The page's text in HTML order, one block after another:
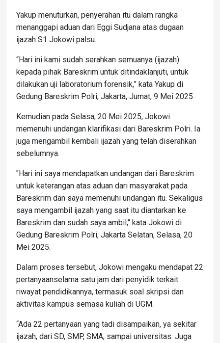
Yakup menuturkan, penyerahan itu dalam rangka
menanggapi aduan dari Eggi Sudjana atas dugaan
ijazah S1 Jokowi palsu.
“Hari ini kami sudah serahkan semuanya (ijazah)
kepada pihak Bareskrim untuk ditindaklanjuti, untuk
dilakukan uji laboratorium forensik,” kata Yakup di
Gedung Bareskrim Polri, Jakarta, Jumat, 9 Mei 2025.
Kemudian pada Selasa, 20 Mei 2025, Jokowi
memenuhi undangan klarifikasi dari Bareskrim Polri. Ia
juga mengambil kembali ijazah yang telah diserahkan
sebelumnya.
"Hari ini saya mendapatkan undangan dari Bareskrim
untuk keterangan atas aduan dari masyarakat pada
Bareskrim dan saya memenuhi undangan itu. Sekaligus
saya mengambil ijazah yang saat itu diantarkan ke
Bareskrim dan sudah saya ambil," kata Jokowi di
Gedung Bareskrim Polri, Jakarta Selatan, Selasa, 20
Mei 2025.
Dalam proses tersebut, Jokowi mengaku mendapat 22
pertanyaanselama satu jam dari penyidik terkait
riwayat pendidikannya, termasuk soal skripsi dan
aktivitas kampus semasa kuliah di UGM.
“Ada 22 pertanyaan yang tadi disampaikan, ya sekitar
ijazah, dari SD, SMP, SMA, sampai universitas. Juga